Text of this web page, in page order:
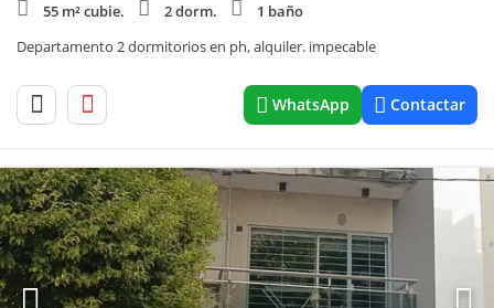
55 m² cubie.
2 dorm.
1 baño
Departamento 2 dormitorios en ph, alquiler. impecable
WhatsApp Contactar